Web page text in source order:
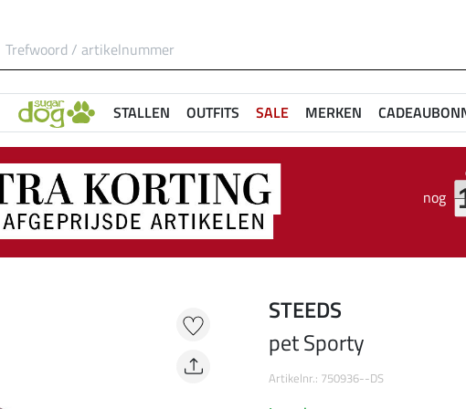
STALLEN OUTFITS SALE MERKEN
nog
STEEDS
pet Sporty
Artikelnr.: 750936--DS